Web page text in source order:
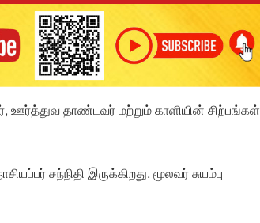
தாண்டவர் மற்றும் காளியின் சிற்பங்கள்
சந்நிதி இருக்கிறது. மூலவர் சுயம்பு